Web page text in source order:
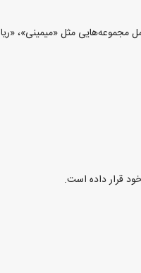
مثل «میمینی»،
قرار داده است.